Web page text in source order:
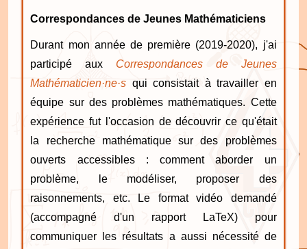
Correspondances de Jeunes Mathématiciens
Durant mon année de première (2019-2020), j'ai
participé aux Correspondances de Jeunes
Mathématicien·ne·s qui consistait à travailler en
équipe sur des problèmes mathématiques. Cette
expérience fut l'occasion de découvrir ce qu'était
la recherche mathématique sur des problèmes
ouverts accessibles : comment aborder un
problème, le modéliser, proposer des
raisonnements, etc. Le format vidéo demandé
(accompagné d'un rapport LaTeX) pour
communiquer les résultats a aussi nécessité de